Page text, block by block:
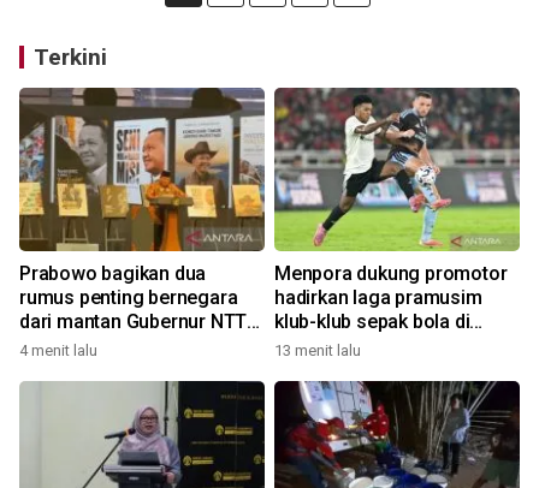
Terkini
Prabowo bagikan dua
rumus penting bernegara
dari mantan Gubernur NTT
Ben Mboi
4 menit lalu
Menpora dukung promotor
hadirkan laga pramusim
klub-klub sepak bola di
Indonesia
13 menit lalu